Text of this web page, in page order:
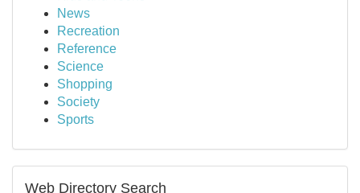
News
Recreation
Reference
Science
Shopping
Society
Sports
Web Directory Search